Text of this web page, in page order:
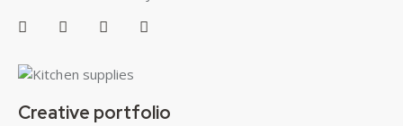
Creative portfolio